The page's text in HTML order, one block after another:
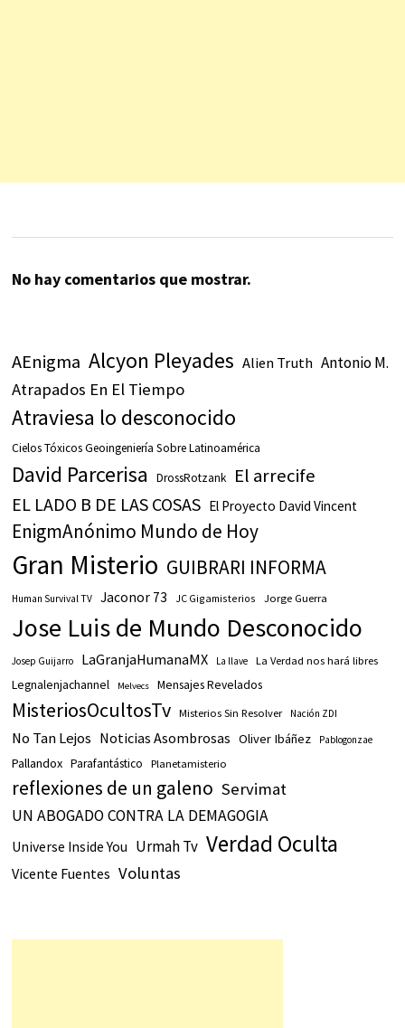
No hay comentarios que mostrar.
AEnigma Alcyon Pleyades Alien Truth Antonio M.
Atrapados En El Tiempo
Atraviesa lo desconocido
Cielos Tóxicos Geoingeniería Sobre Latinoamérica
David Parcerisa DrossRotzank El arrecife
EL LADO B DE LAS COSAS El Proyecto David Vincent
EnigmAnónimo Mundo de Hoy
Gran Misterio GUIBRARI INFORMA
Human Survival TV Jaconor 73 JC Gigamisterios Jorge Guerra
Jose Luis de Mundo Desconocido
Josep Guijarro LaGranjaHumanaMX La llave La Verdad nos hará libres
Legnalenjachannel Melvecs Mensajes Revelados
MisteriosOcultosTv Misterios Sin Resolver Nación ZDI
No Tan Lejos Noticias Asombrosas Oliver Ibáñez Pablogonzae
Pallandox Parafantástico Planetamisterio
reflexiones de un galeno Servimat
UN ABOGADO CONTRA LA DEMAGOGIA
Universe Inside You Urmah Tv Verdad Oculta
Vicente Fuentes Voluntas